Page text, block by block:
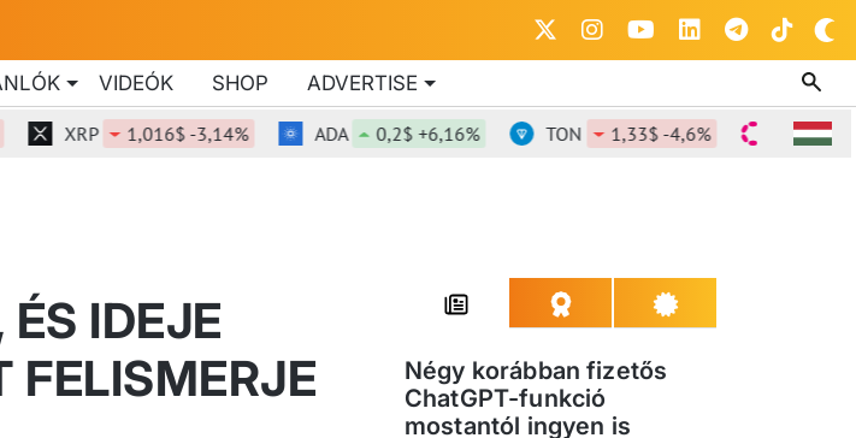
VIDEÓK SHOP ADVERTISE
XRP 1,016$ -3,14% ADA 0,2$ +6,16% TON 1,33$ -4,6% DOT
IDEJE
FELISMERJE
Négy korábban fizetős
ChatGPT-funkció
mostantól ingyen is